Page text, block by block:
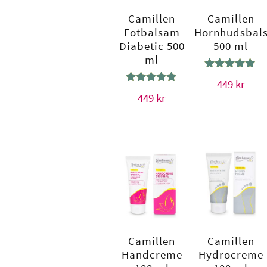
Camillen
Fotbalsam
Diabetic 500
ml
4.75
449 kr
Camillen
500 ml
5.00
449 kr
Camillen
Handcreme
Camillen
Hydrocreme